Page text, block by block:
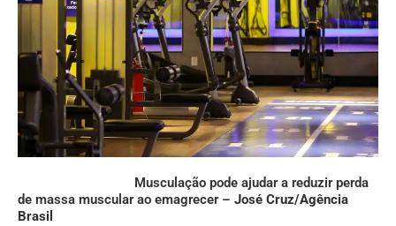
Musculação pode ajudar a reduzir perda
de massa muscular ao emagrecer – José Cruz/Agência
Brasil